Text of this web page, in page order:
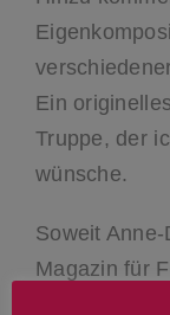
Ein
Truppe, der
wünsche.
Soweit
Magazin für